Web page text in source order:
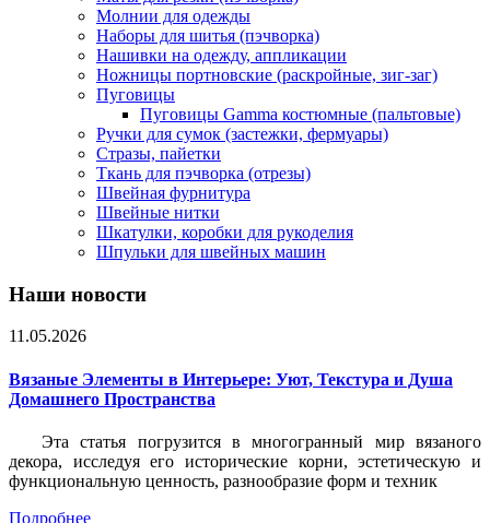
Молнии для одежды
Наборы для шитья (пэчворка)
Нашивки на одежду, аппликации
Ножницы портновские (раскройные, зиг-заг)
Пуговицы
Пуговицы Gamma костюмные (пальтовые)
Ручки для сумок (застежки, фермуары)
Стразы, пайетки
Ткань для пэчворка (отрезы)
Швейная фурнитура
Швейные нитки
Шкатулки, коробки для рукоделия
Шпульки для швейных машин
Наши новости
11.05.2026
Вязаные Элементы в Интерьере: Уют, Текстура и Душа
Домашнего Пространства
Эта статья погрузится в многогранный мир вязаного
декора, исследуя его исторические корни, эстетическую и
функциональную ценность, разнообразие форм и техник
Подробнее